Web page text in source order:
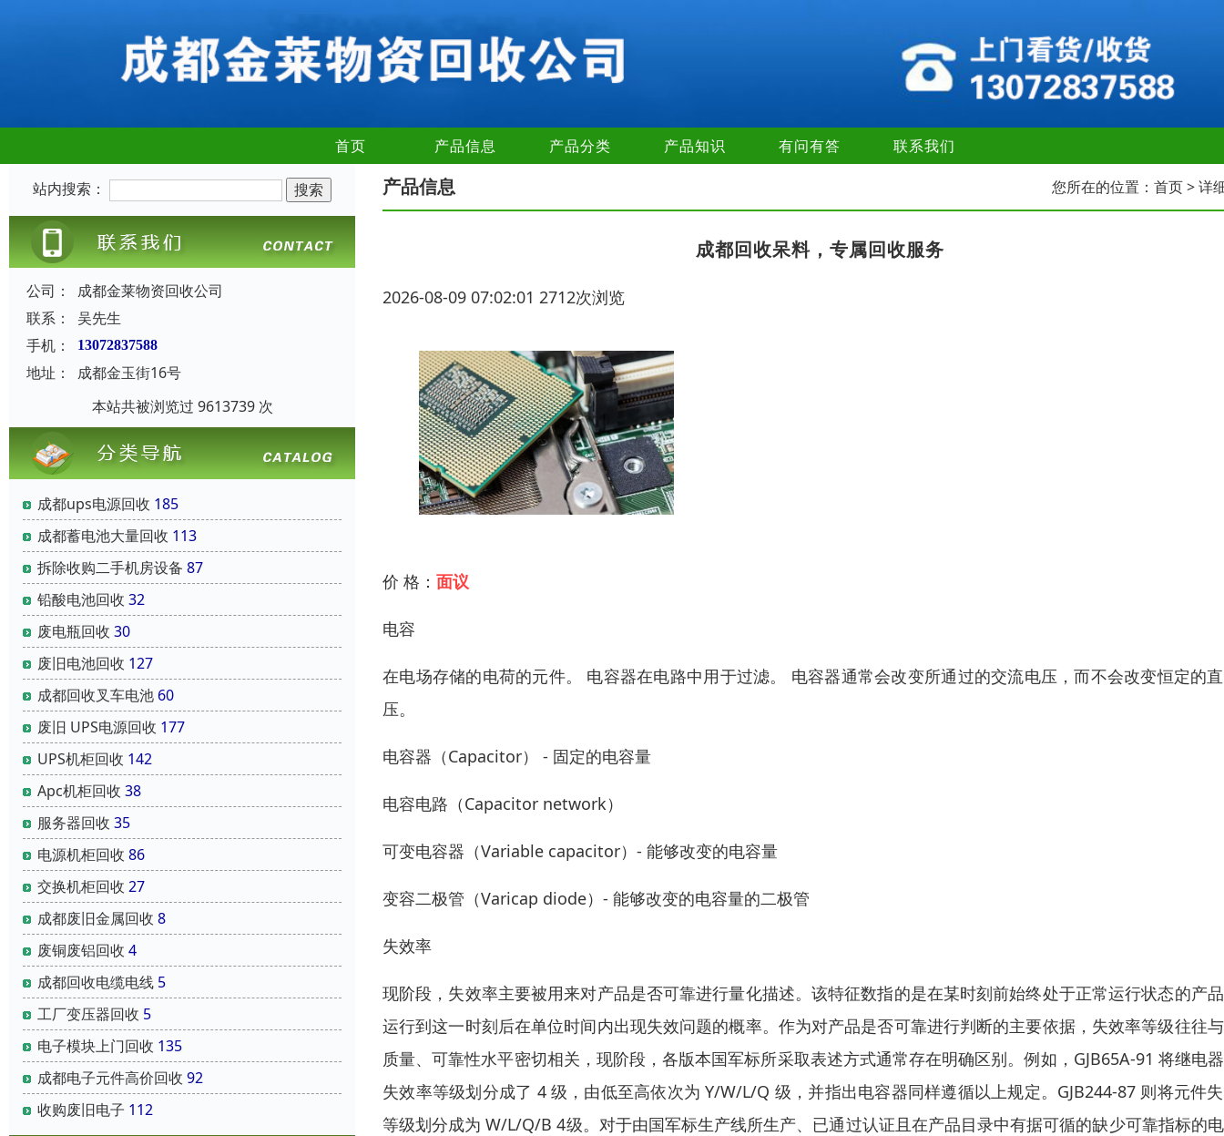
首页 产品信息 产品分类 产品知识 有问有答 联系我们
站内搜索：
公司：
成都金莱物资回收公司
联系：
吴先生
手机：
13072837588
地址：
成都金玉街16号
本站共被浏览过 9613739 次
成都ups电源回收 185
成都蓄电池大量回收 113
拆除收购二手机房设备 87
铅酸电池回收 32
废电瓶回收 30
废旧电池回收 127
成都回收叉车电池 60
废旧 UPS电源回收 177
UPS机柜回收 142
Apc机柜回收 38
服务器回收 35
电源机柜回收 86
交换机柜回收 27
成都废旧金属回收 8
废铜废铝回收 4
成都回收电缆电线 5
工厂变压器回收 5
电子模块上门回收 135
成都电子元件高价回收 92
收购废旧电子 112
产品信息 您所在的位置： 首页> 详
成都回收呆料，专属回收服务
2026-08-09 07:02:01 2712次浏览
价 格： 面议
电容
在电场存储的电荷的元件。 电容器在电路中用于过滤。 电容器通常会改变所通过的交流电压，而不会改变恒定的
压。
电容器（Capacitor） - 固定的电容量
电容电路（Capacitor network）
可变电容器（Variable capacitor）- 能够改变的电容量
变容二极管（Varicap diode）- 能够改变的电容量的二极管
失效率
现阶段，失效率主要被用来对产品是否可靠进行量化描述。该特征数指的是在某时刻前始终处于正常运行状态的产
运行到这一时刻后在单位时间内出现失效问题的概率。作为对产品是否可靠进行判断的主要依据，失效率等级往往
质量、可靠性水平密切相关，现阶段，各版本国军标所采取表述方式通常存在明确区别。例如，GJB65A-91 将继电
失效率等级划分成了 4 级，由低至高依次为 Y/W/L/Q 级，并指出电容器同样遵循以上规定。GJB244-87 则将元件
等级划分成为 W/L/Q/B 4级。对于由国军标生产线所生产、已通过认证且在产品目录中有据可循的缺少可靠指标的